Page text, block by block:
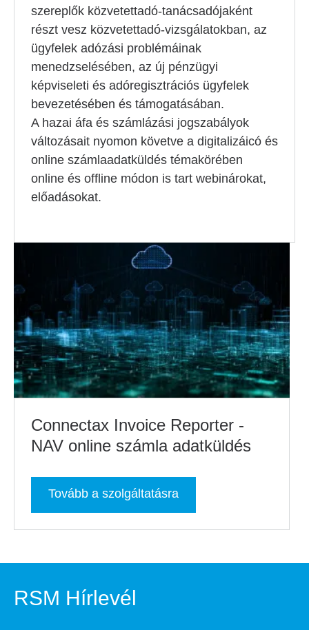
Connectax Invoice Reporter -
NAV online számla adatküldés
Tovább a szolgáltatásra
szereplők közvetettadó-tanácsadójaként
részt vesz közvetettadó-vizsgálatokban, az
ügyfelek adózási problémáinak
menedzselésében, az új pénzügyi
képviseleti és adóregisztrációs ügyfelek
bevezetésében és támogatásában.
A hazai áfa és számlázási jogszabályok
változásait nyomon követve a digitalizáicó és
online számlaadatküldés témakörében
online és offline módon is tart webinárokat,
előadásokat.
RSM Hírlevél